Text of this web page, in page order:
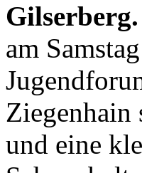
Gilserberg.
am
Ziegenhain
und eine